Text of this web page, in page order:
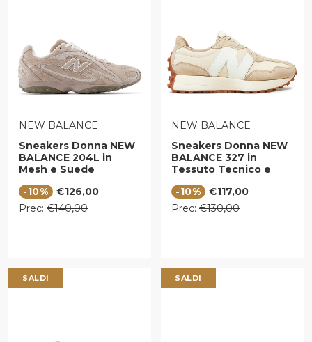
VENDITORE:
NEW BALANCE
Sneakers Donna NEW
BALANCE 204L in
Mesh e Suede
Stone
-10%
Prezzo di vendita
€126,00
Prezzo regolare
Prec: €140,00
VENDITORE:
NEW BALANCE
Sneakers Donna NEW
BALANCE 327 in
Tessuto Tecnico e
-10%
Prezzo di vendita
€117,00
Prezzo regolare
Prec: €130,00
SALDI SALDI